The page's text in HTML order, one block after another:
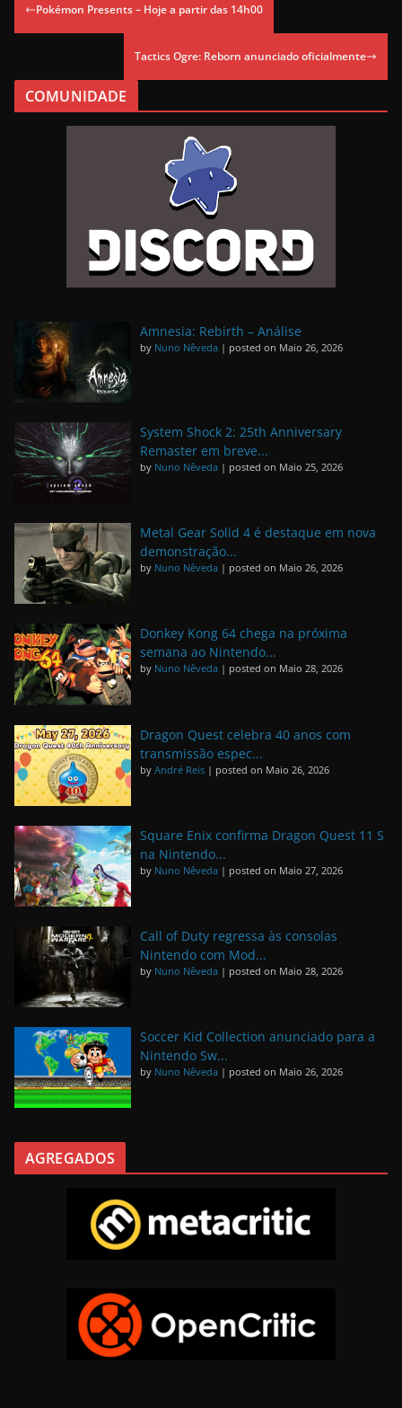
Pokémon Presents – Hoje a partir das 14h00
Tactics Ogre: Reborn anunciado oficialmente
COMUNIDADE
Amnesia: Rebirth – Análise
by Nuno Nêveda | posted on Maio 26, 2026
System Shock 2: 25th Anniversary
Remaster em breve...
by Nuno Nêveda | posted on Maio 25, 2026
Metal Gear Solid 4 é destaque em nova
demonstração...
by Nuno Nêveda | posted on Maio 26, 2026
Donkey Kong 64 chega na próxima
semana ao Nintendo...
by Nuno Nêveda | posted on Maio 28, 2026
Dragon Quest celebra 40 anos com
transmissão espec...
by André Reis | posted on Maio 26, 2026
Square Enix confirma Dragon Quest 11 S
na Nintendo...
by Nuno Nêveda | posted on Maio 27, 2026
Call of Duty regressa às consolas
Nintendo com Mod...
by Nuno Nêveda | posted on Maio 28, 2026
Soccer Kid Collection anunciado para a
Nintendo Sw...
by Nuno Nêveda | posted on Maio 26, 2026
AGREGADOS